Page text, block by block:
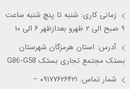
زمانی کاری: شنبه تا پنچ شنبه ساعت
۹ صبح الی ۲ ظهرو بعدازظهر ۶ الی ۱۰
آدرس: استان هرمزگان شهرستان
بستک مجتمع تجاری بستک G86-G58
شمار تماس: ۰۹۱۷۷۶۲۶۴۲۱ –